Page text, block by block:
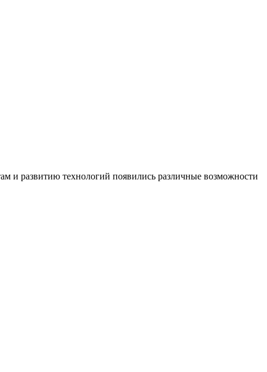
и развитию технологий появились различные возможности